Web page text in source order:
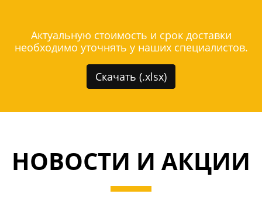
Актуальную стоимость и срок доставки
необходимо уточнять у наших специалистов.
Скачать (.xlsx)
НОВОСТИ И АКЦИИ